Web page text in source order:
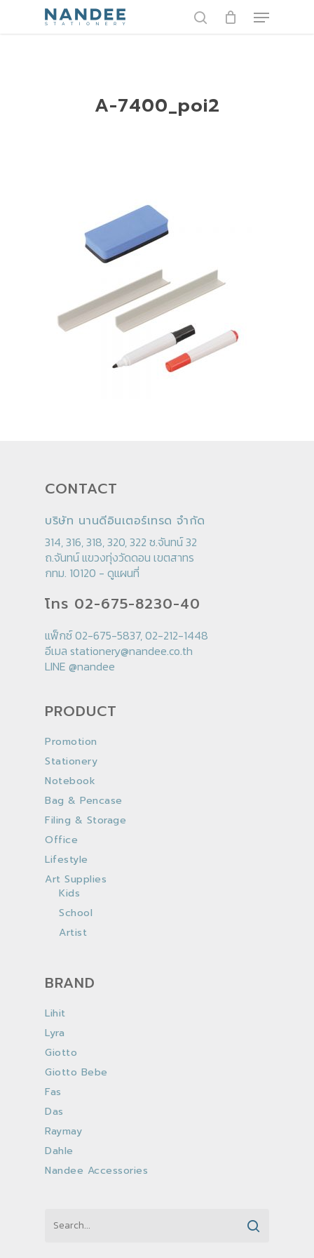
Menu
A-7400_poi2
CONTACT
บริษัท นานดีอินเตอร์เทรด จำกัด
314, 316, 318, 320, 322 ซ.จันทน์ 32
ถ.จันทน์ แขวงทุ่งวัดดอน เขตสาทร
กทม. 10120 - ดูแผนที่
โทร 02-675-8230-40
แฟ็กซ์ 02-675-5837, 02-212-1448
อีเมล stationery@nandee.co.th
LINE @nandee
PRODUCT
Promotion
Stationery
Notebook
Bag & Pencase
Filing & Storage
Office
Lifestyle
Art Supplies
Kids
School
Artist
BRAND
Lihit
Lyra
Giotto
Giotto Bebe
Fas
Das
Raymay
Dahle
Nandee Accessories